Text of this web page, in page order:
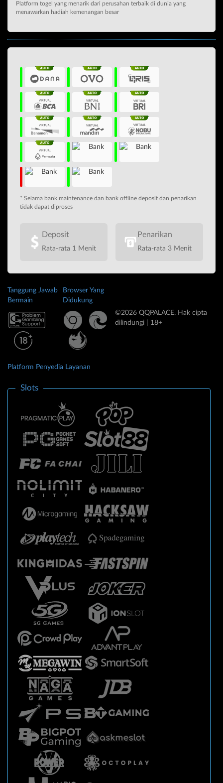
Platform togel yang menarik dari perusahan terbaik di dunia yang
menawarkan hadiah kemenangan besar
* Selama bank maintenance dan bank offline deposit dan penarikan
tidak dapat diproses
Deposit
Rata-rata 1 Menit
Penarikan
Rata-rata 3 Menit
Tanggung Jawab
Bermain
Browser Yang
Didukung
©2026 QQPALACE. Hak cipta
dilindungi | 18+
Platform Penyedia Layanan
Slots